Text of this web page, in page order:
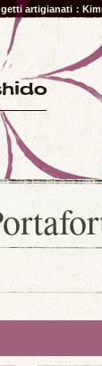
artigianati：